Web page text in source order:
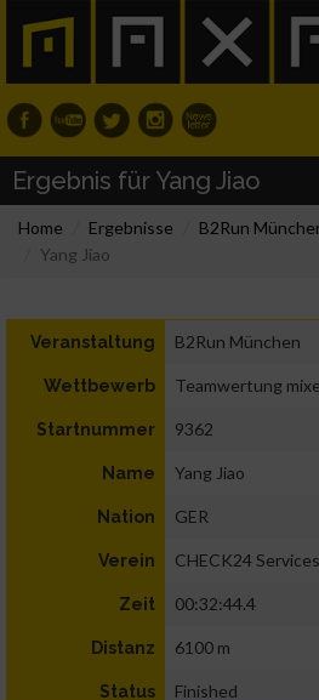
Ergebnis für Yang Jiao
Home Ergebnisse B2Run
Yang Jiao
Veranstaltung B2Run München
Wettbewerb Teamwertung
Startnummer 9362
Name Yang Jiao
Nation GER
Verein CHECK24
Zeit 00:32:44.4
Distanz 6100 m
Status Finished